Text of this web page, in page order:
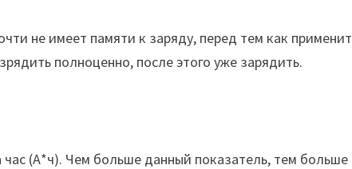
не имеет памяти к заряду, перед тем как
полноценно, после этого уже зарядить.
(А*ч). Чем больше данный показатель, тем больше